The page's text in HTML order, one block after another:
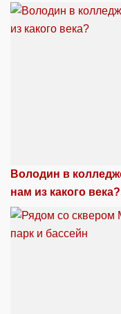
Володин в
нам из какого